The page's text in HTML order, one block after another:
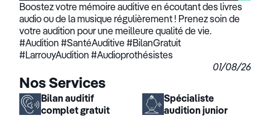
Boostez votre mémoire auditive en écoutant des livres
audio ou de la musique régulièrement ! Prenez soin de
votre audition pour une meilleure qualité de vie.
#Audition #SantéAuditive #BilanGratuit
#LarrouyAudition #Audioprothésistes
01/08/26
Nos Services
Bilan auditif
complet gratuit
Spécialiste
audition junior